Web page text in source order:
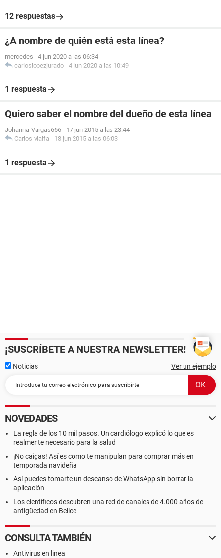
12 respuestas
¿A nombre de quién está esta línea?
mercedes - 4 jun 2020 a las 06:34
carloslopezjurado - 4 jun 2020 a las 10:49
1 respuesta
Quiero saber el nombre del dueño de esta línea
Johanna-Vargas666 - 17 jun 2015 a las 23:44
Carlos-vialfa - 18 jun 2015 a las 06:03
1 respuesta
¡SUSCRÍBETE A NUESTRA NEWSLETTER!
Noticias Ver un ejemplo
NOVEDADES
La regla de los 10 mil pasos. Un cardiólogo explicó lo que es
realmente necesario para la salud
¡No caigas! Así es como te manipulan para comprar más en
temporada navideña
Así puedes tomarte un descanso de WhatsApp sin borrar la
aplicación
Los científicos descubren una red de canales de 4.000 años de
antigüedad en Belice
CONSULTA TAMBIÉN
Antivirus en linea